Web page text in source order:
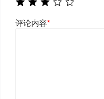
评论内容*